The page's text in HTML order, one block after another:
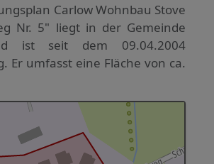
Carlow Wohnbau Stove
Nr. 5" liegt in der Gemeinde
ist seit dem 09.04.2004
Er umfasst eine Fläche von ca.